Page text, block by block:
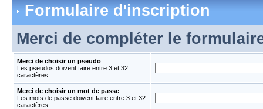
Formulaire d'inscription
Merci de compléter le
Merci de choisir un pseudo
Les pseudos doivent faire entre 3 et 32
caractères
Merci de choisir un mot de passe
Les mots de passe doivent faire entre 3 et 32
caractères